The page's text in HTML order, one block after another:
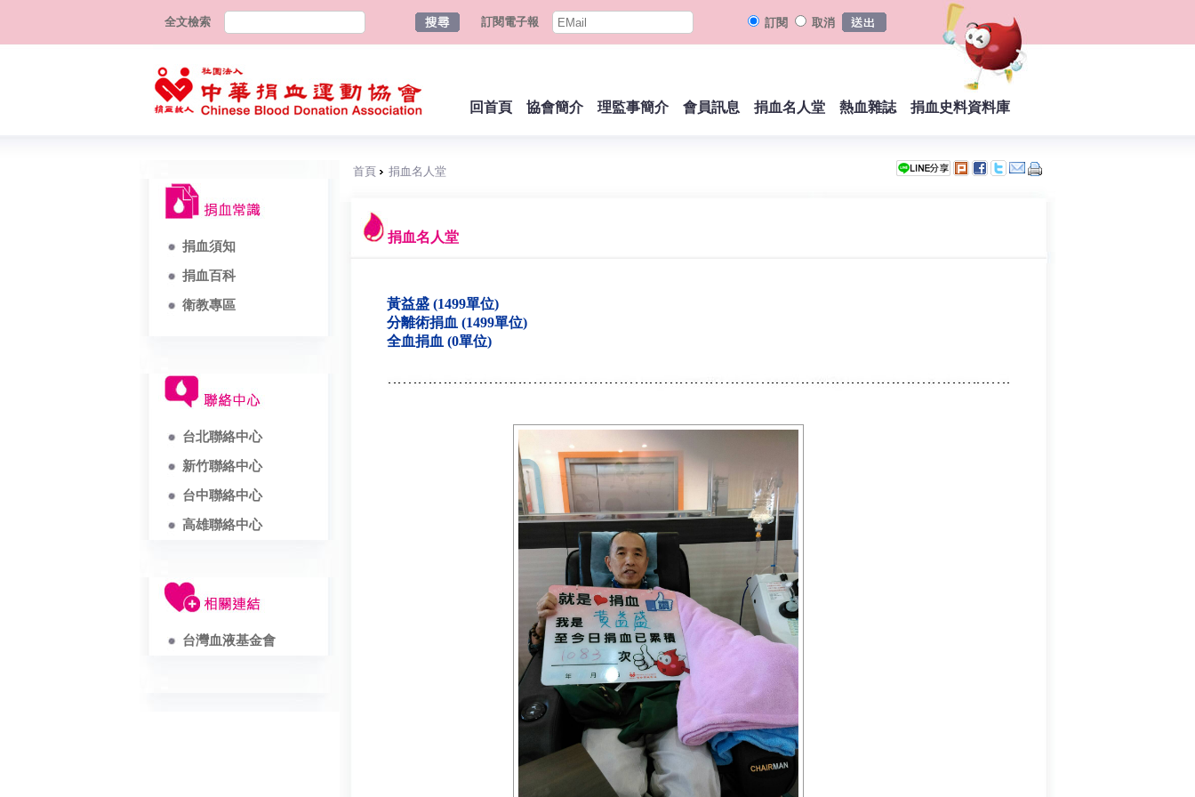
全文檢索 訂閱電子報 訂閱 取消
回首頁 協會簡介 理監事簡介 會員訊息 捐血名人堂 熱血雜誌 捐血史料資料庫
捐血須知
捐血百科
衛教專區
台北聯絡中心
新竹聯絡中心
台中聯絡中心
高雄聯絡中心
台灣血液基金會
首頁 捐血名人堂
捐血名人堂
黃益盛 (1499單位)
分離術捐血 (1499單位)
全血捐血 (0單位)